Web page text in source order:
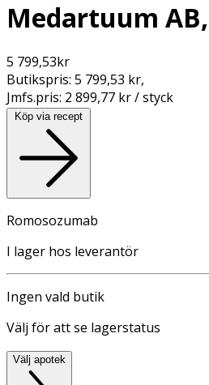
Medartuum
5 799,53kr
Butikspris: 5 799,53 kr,
Jmfs.pris: 2 899,77 kr / styck
Köp via recept
Romosozumab
I lager hos leverantör
Ingen vald butik
Välj för att se lagerstatus
Välj apotek